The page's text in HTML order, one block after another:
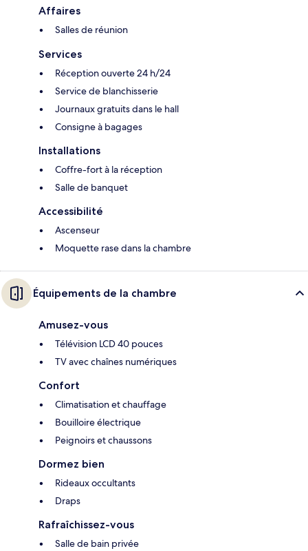
Affaires
Salles de réunion
Services
Réception ouverte 24 h/24
Service de blanchisserie
Journaux gratuits dans le hall
Consigne à bagages
Installations
Coffre-fort à la réception
Salle de banquet
Accessibilité
Ascenseur
Moquette rase dans la chambre
Équipements de la chambre
Amusez-vous
Télévision LCD 40 pouces
TV avec chaînes numériques
Confort
Climatisation et chauffage
Bouilloire électrique
Peignoirs et chaussons
Dormez bien
Rideaux occultants
Draps
Rafraîchissez-vous
Salle de bain privée